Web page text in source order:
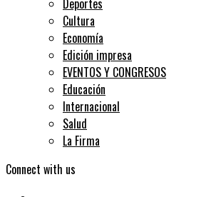
Deportes
Cultura
Economía
Edición impresa
EVENTOS Y CONGRESOS
Educación
Internacional
Salud
La Firma
Connect with us